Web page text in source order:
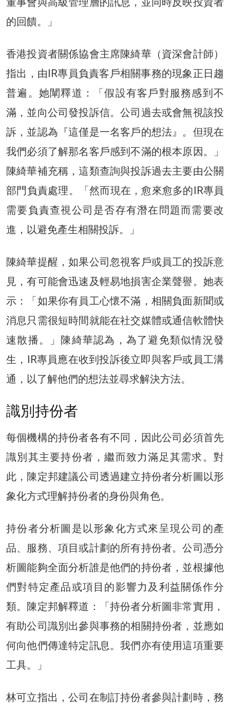
的回饋。」
香港投資者關係協會主席陳綺華（資深會計師）
指出，由IR專員負責客戶相關事務的現象正日趨
普遍。她闡釋道：「假設有客戶對服務感到不
滿，並向公司發投訴信。公司過去或會無視該投
訴，並認為『這僅是一名客戶的想法』。但現在
我們必須了解那名客戶感到不滿的根本原因。」
陳綺華補充稱，這類查詢與投訴過去主要由公關
部門負責處理。「然而現在，愈來愈多的IR專員
需要負責查視公司是否存有潛在問題而需要改
進，以避免產生相關投訴。」
陳綺華提醒，如果公司忽視客戶或員工的投訴意
見，有可能會迅速及輕易地損害企業聲譽。她表
示：「如果你有員工心懷不滿，相關負面新聞或
消息只需很短時間就能在社交媒體或通信軟體快
速散播。」陳綺華認為，為了避免類似情況發
生，IR專員應在收到投訴後立即與客戶或員工溝
通，以了解他們的想法並尋求解決方法。
識別持份者
每個機構的持份者各有不同，因此公司必須首先
識別其主要持份者，繼而致力滿足其需求。對
此，陳定邦建議公司透過建立持份者分析圖以形
象化方式理解持份者的身份與角色。
持份者分析圖是以形象化方式來呈現公司的產
品、服務、項目或計劃的所有持份者。公司憑分
析圖能夠全面分析誰是他們的持份者，並根據他
們對特定產品或項目的影響力及利益關係作分
類。陳定邦解釋道：「持份者分析圖非常實用，
有助公司識別出參與事務的相關持份者，並應如
何向他們傳達特定訊息。我們亦有使用這項重要
工具。」
林可立指出，公司在制訂持份者參與計劃時，務